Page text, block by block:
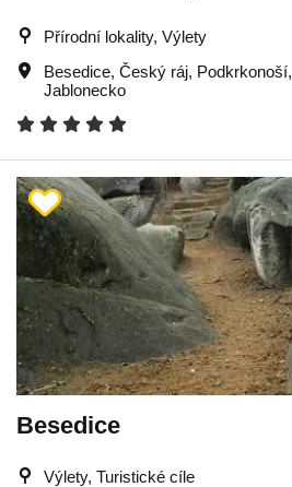
Přírodní lokality, Výlety
Besedice, Český ráj, Podkrkonoší,
Jablonecko
Besedice
Výlety, Turistické cíle